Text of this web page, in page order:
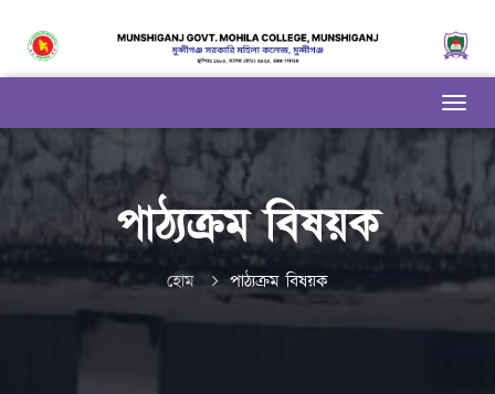
পাঠ্যক্রম বিষয়ক
হোম পাঠ্যক্রম বিষয়ক